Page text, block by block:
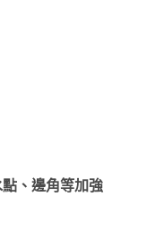
、邊角等加強